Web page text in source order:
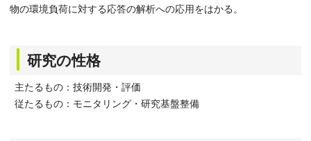
物の環境負荷に対する応答の解析への応用をはかる。
研究の性格
主たるもの：技術開発・評価
従たるもの：モニタリング・研究基盤整備